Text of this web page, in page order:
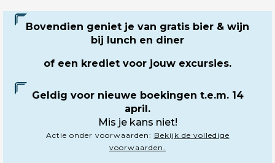
Bovendien geniet je van gratis bier & wijn
bij lunch en diner
of een krediet voor jouw excursies.
Geldig voor nieuwe boekingen t.e.m. 14
april.
Mis je kans niet!
Actie onder voorwaarden: Bekijk de volledige
voorwaarden.